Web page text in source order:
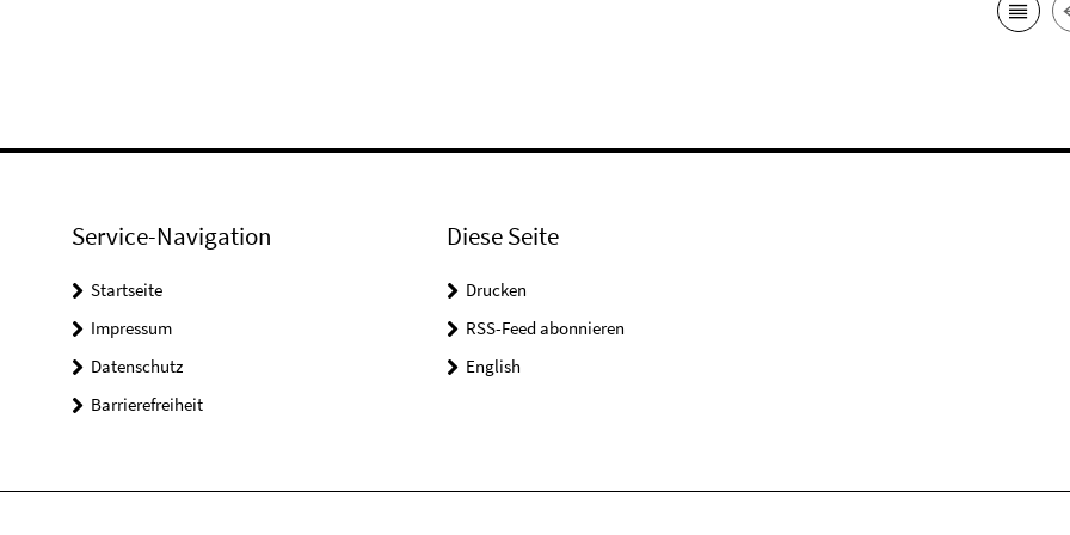
Service-Navigation
Startseite
Impressum
Datenschutz
Barrierefreiheit
Diese Seite
Drucken
RSS-Feed abonnieren
English